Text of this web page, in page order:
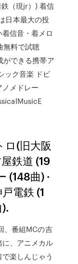
（現jr）) 着信
日本最大の投
信音・着メロ
無料で試聴
ができる携帯ア
ック音楽 ドビ
メドレー
ロ(旧大阪
鉄道 (19
(148曲) ·
電鉄 (1
、番組MCの吉
、アニメカル
楽しんじゃう